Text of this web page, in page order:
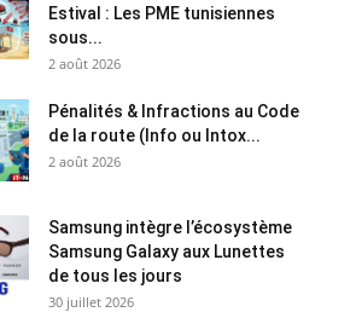
Estival : Les PME tunisiennes
sous...
2 août 2026
Pénalités & Infractions au Code
de la route (Info ou Intox...
2 août 2026
Samsung intègre l’écosystème
Samsung Galaxy aux Lunettes
de tous les jours
30 juillet 2026